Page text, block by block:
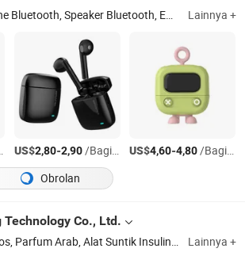
Earbud Bluetooth, Earbud Nirkabel Sejati, Bank Daya, Earbud TWS, Headphone Bluetooth, Headset Bluetooth, Aksesori Seluler, Earphone Nirkabel Lainnya +
US$2,80-2,90/Bagian US$4,60-4,80/Bagian
Obrolan
Co., Ltd.
3ml Kartrid Steril, Kaos, Parfum Arab, Alat Suntik Insulin, Botol Kaca Parfum Lainnya +